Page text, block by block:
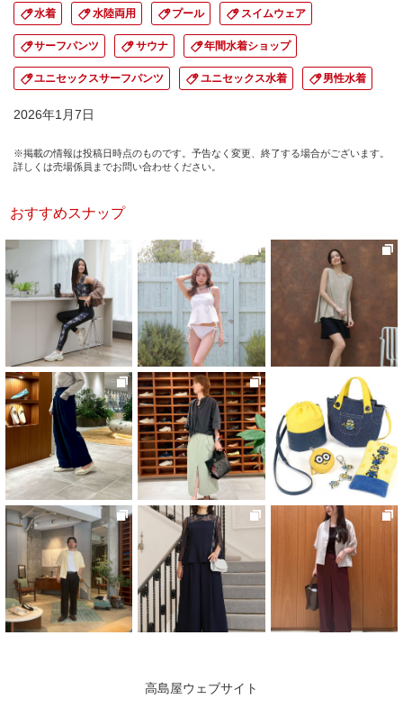
水着 水陸両用 プール スイムウェア
サーフパンツ サウナ 年間水着ショップ
ユニセックスサーフパンツ ユニセックス水着 男性水着
2026年1月7日
※掲載の情報は投稿日時点のものです。予告なく変更、終了する場合がございます。
詳しくは売場係員までお問い合わせください。
おすすめスナップ
高島屋ウェブサイト